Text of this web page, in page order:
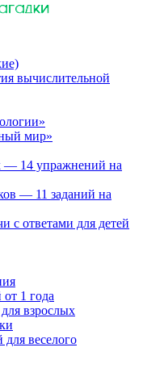
вычислительной
мир»
— 14 упражнений на
— 11 заданий на
с ответами для детей
1 года
взрослых
веселого